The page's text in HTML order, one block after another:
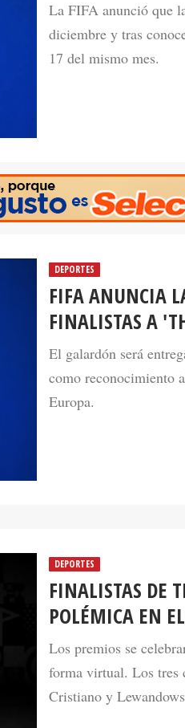
La FIFA anunció que
diciembre y tras
17 del mismo mes.
FIFA ANUNCIA
FINALISTAS A
El galardón será
como reconocimiento
Europa.
FINALISTAS DE
POLÉMICA EN
Los premios se
forma virtual. Los tres
Cristiano y